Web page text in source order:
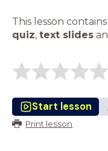
This lesson contains
quiz, text slides
Start lesson
Print lesson